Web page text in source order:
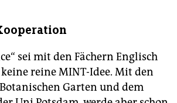
sei mit den Fächern Englisch
reine MINT-Idee. Mit den
Garten und dem